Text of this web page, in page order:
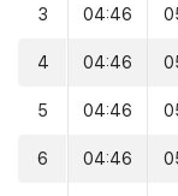
3 04:46
4 04:46
5 04:46
6 04:46